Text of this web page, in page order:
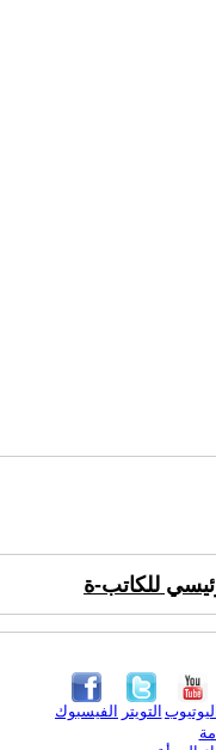
للكاتب-ة
الفيسبوك التويتر اليوتيوب